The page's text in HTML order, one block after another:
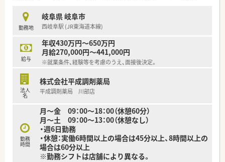
【こんな方が活躍中】
■患者様との対話を大切にし、常に相手の立場に立った丁寧な服
薬指導や健康相談を実践できる薬剤師が活躍しています。
■自ら進んで新しい知識を学ぼうとする向上心を持ち、資格取得
支援制度を活用してスキルアップに励むスタッフが多いです。
■近隣店舗からの応援体制に協力し合い、チームワークを大切に
しながら柔軟な対応ができる方が第一線で活躍されています。
勤務地
岐阜県 岐阜市
西岐阜駅 (JR東海道本線)
給与
年収430万円～650万円
月給270,000円～441,000円
※就業条件、経験等を考慮のうえ、面接後決定。
法人
名
株式会社平成調剤薬局
平成調剤薬局 川部店
勤務
時間
月～金 09：00～18：00（休憩60分）
月～土 09：00～13：00（休憩なし）
・週6日勤務
・休憩：実働6時間以上の場合は45分以上、8時間以上の
場合は60分以上
※勤務シフトは店舗により異なる。